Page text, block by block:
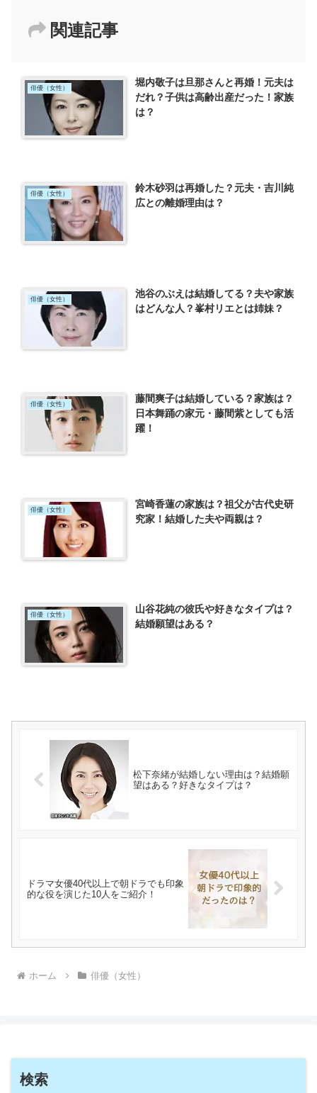
関連記事
俳優（女性）
堀内敬子は旦那さんと再婚！元夫は
だれ？子供は高齢出産だった！家族
は？
俳優（女性）
鈴木砂羽は再婚した？元夫・吉川純
広との離婚理由は？
俳優（女性）
池谷のぶえは結婚してる？夫や家族
はどんな人？峯村リエとは姉妹？
俳優（女性）
藤間爽子は結婚している？家族は？
日本舞踊の家元・藤間紫としても活
躍！
俳優（女性）
宮崎香蓮の家族は？祖父が古代史研
究家！結婚した夫や両親は？
俳優（女性）
山谷花純の彼氏や好きなタイプは？
結婚願望はある？
松下奈緒が結婚しない理由は？結婚願
望はある？好きなタイプは？
ドラマ女優40代以上で朝ドラでも印象
的な役を演じた10人をご紹介！
ホーム 俳優（女性）
検索